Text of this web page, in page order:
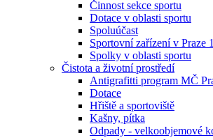
Činnost sekce sportu
Dotace v oblasti sportu
Spoluúčast
Sportovní zařízení v Praze 1
Spolky v oblasti sportu
Čistota a životní prostředí
Antigrafitti program MČ
Dotace
Hřiště a sportoviště
Kašny, pítka
Odpady - velkoobjemové